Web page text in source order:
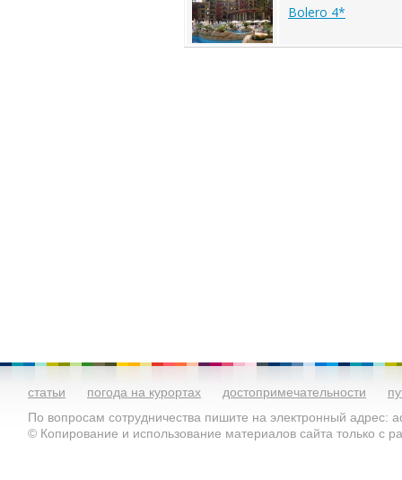
Bolero 4*
статьи погода на курортах достопримечательности
По вопросам сотрудничества пишите на электронный адрес:
© Копирование и использование материалов сайта только с